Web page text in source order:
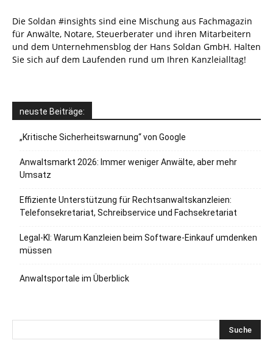
Die Soldan #insights sind eine Mischung aus Fachmagazin
für Anwälte, Notare, Steuerberater und ihren Mitarbeitern
und dem Unternehmensblog der Hans Soldan GmbH. Halten
Sie sich auf dem Laufenden rund um Ihren Kanzleialltag!
neuste Beiträge:
„Kritische Sicherheitswarnung“ von Google
Anwaltsmarkt 2026: Immer weniger Anwälte, aber mehr
Umsatz
Effiziente Unterstützung für Rechtsanwaltskanzleien:
Telefonsekretariat, Schreibservice und Fachsekretariat
Legal-KI: Warum Kanzleien beim Software-Einkauf umdenken
müssen
Anwaltsportale im Überblick